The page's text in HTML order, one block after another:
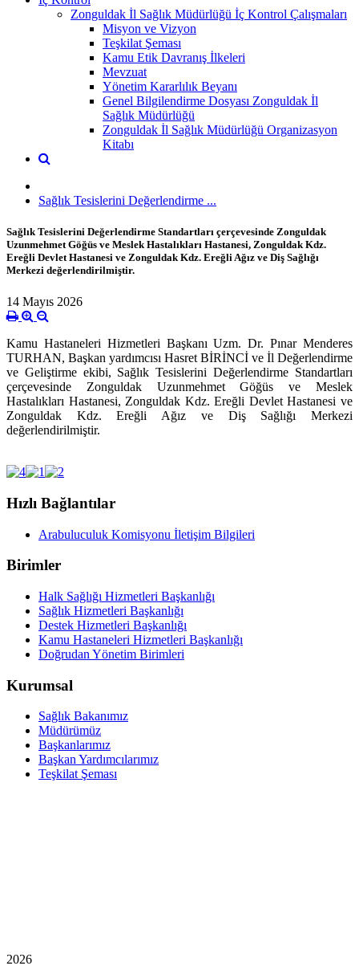
Zonguldak İl Sağlık Müdürlüğü İç Kontrol Çalışmaları
Misyon ve Vizyon
Teşkilat Şeması
Kamu Etik Davranış İlkeleri
Mevzuat
Yönetim Kararlılık Beyanı
Genel Bilgilendirme Dosyası Zonguldak İl
Sağlık Müdürlüğü
Zonguldak İl Sağlık Müdürlüğü Organizasyon
Kitabı
Sağlık Tesislerini Değerlendirme ...
Sağlık Tesislerini Değerlendirme Standartları çerçevesinde Zonguldak
Uzunmehmet Göğüs ve Meslek Hastalıkları Hastanesi, Zonguldak Kdz.
Ereğli Devlet Hastanesi ve Zonguldak Kdz. Ereğli Ağız ve Diş Sağlığı
Merkezi değerlendirilmiştir.
14 Mayıs 2026
Kamu Hastaneleri Hizmetleri Başkanı Uzm. Dr. Pınar Menderes
TURHAN, Başkan yardımcısı Hasret BİRİNCİ ve İl Değerlendirme
ve Geliştirme ekibi, Sağlık Tesislerini Değerlendirme Standartları
çerçevesinde Zonguldak Uzunmehmet Göğüs ve Meslek
Hastalıkları Hastanesi, Zonguldak Kdz. Ereğli Devlet Hastanesi ve
Zonguldak Kdz. Ereğli Ağız ve Diş Sağlığı Merkezi
değerlendirilmiştir.
Hızlı Bağlantılar
Arabuluculuk Komisyonu İletişim Bilgileri
Birimler
Halk Sağlığı Hizmetleri Başkanlığı
Sağlık Hizmetleri Başkanlığı
Destek Hizmetleri Başkanlığı
Kamu Hastaneleri Hizmetleri Başkanlığı
Doğrudan Yönetim Birimleri
Kurumsal
Sağlık Bakanımız
Müdürümüz
Başkanlarımız
Başkan Yardımcılarımız
Teşkilat Şeması
2026